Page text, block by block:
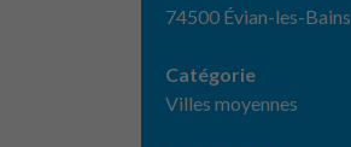
74500 Évian-les-Bains
Catégorie
Villes moyennes